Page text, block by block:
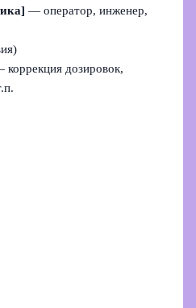
— оператор, инженер,
коррекция дозировок,